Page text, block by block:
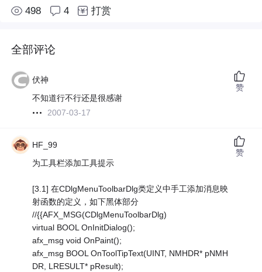
498 4 打赏
全部评论
伏神
不知道行不行还是很感谢
2007-03-17
赞
HF_99
为工具栏添加工具提示
[3.1] 在CDlgMenuToolbarDlg类定义中手工添加消息映
射函数的定义，如下黑体部分
//{{AFX_MSG(CDlgMenuToolbarDlg)
virtual BOOL OnInitDialog();
afx_msg void OnPaint();
afx_msg BOOL OnToolTipText(UINT, NMHDR* pNMH
DR, LRESULT* pResult);
赞